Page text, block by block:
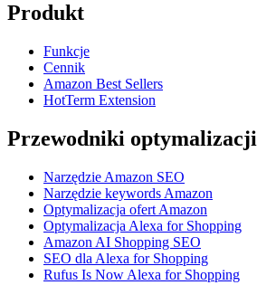
Produkt
Funkcje
Cennik
Amazon Best Sellers
HotTerm Extension
Przewodniki optymalizacji
Narzędzie Amazon SEO
Narzędzie keywords Amazon
Optymalizacja ofert Amazon
Optymalizacja Alexa for Shopping
Amazon AI Shopping SEO
SEO dla Alexa for Shopping
Rufus Is Now Alexa for Shopping